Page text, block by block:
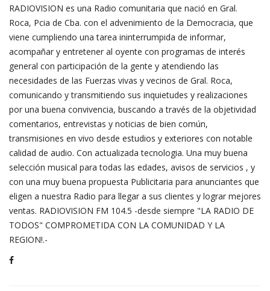
RADIOVISION es una Radio comunitaria que nació en Gral.
Roca, Pcia de Cba. con el advenimiento de la Democracia, que
viene cumpliendo una tarea ininterrumpida de informar,
acompañar y entretener al oyente con programas de interés
general con participación de la gente y atendiendo las
necesidades de las Fuerzas vivas y vecinos de Gral. Roca,
comunicando y transmitiendo sus inquietudes y realizaciones
por una buena convivencia, buscando a través de la objetividad
comentarios, entrevistas y noticias de bien común,
transmisiones en vivo desde estudios y exteriores con notable
calidad de audio. Con actualizada tecnologia. Una muy buena
selección musical para todas las edades, avisos de servicios , y
con una muy buena propuesta Publicitaria para anunciantes que
eligen a nuestra Radio para llegar a sus clientes y lograr mejores
ventas. RADIOVISION FM 104.5 -desde siempre "LA RADIO DE
TODOS" COMPROMETIDA CON LA COMUNIDAD Y LA
REGION!.-